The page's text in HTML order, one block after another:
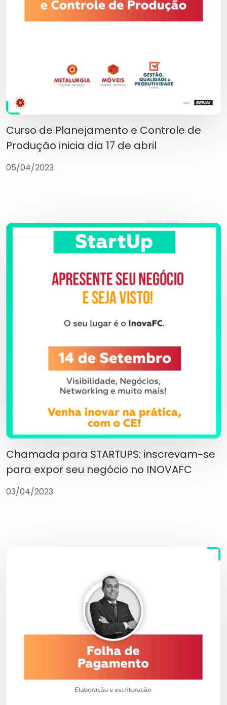
Curso de Planejamento e Controle de
Produção inicia dia 17 de abril
05/04/2023
Chamada para STARTUPS: inscrevam-se
para expor seu negócio no INOVAFC
03/04/2023